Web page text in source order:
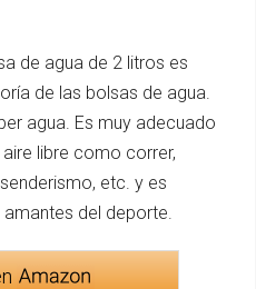
de agua de 2 litros es
de las bolsas de agua.
agua. Es muy adecuado
libre como correr,
etc. y es
del deporte.